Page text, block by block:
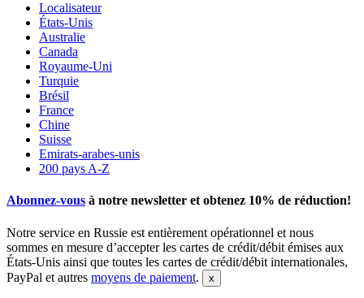
Localisateur
États-Unis
Australie
Canada
Royaume-Uni
Turquie
Brésil
France
Chine
Suisse
Emirats-arabes-unis
200 pays A-Z
Abonnez-vous à notre newsletter et obtenez 10% de réduction!
Notre service en Russie est entièrement opérationnel et nous
sommes en mesure d’accepter les cartes de crédit/débit émises aux
États-Unis ainsi que toutes les cartes de crédit/débit internationales,
PayPal et autres moyens de paiement.